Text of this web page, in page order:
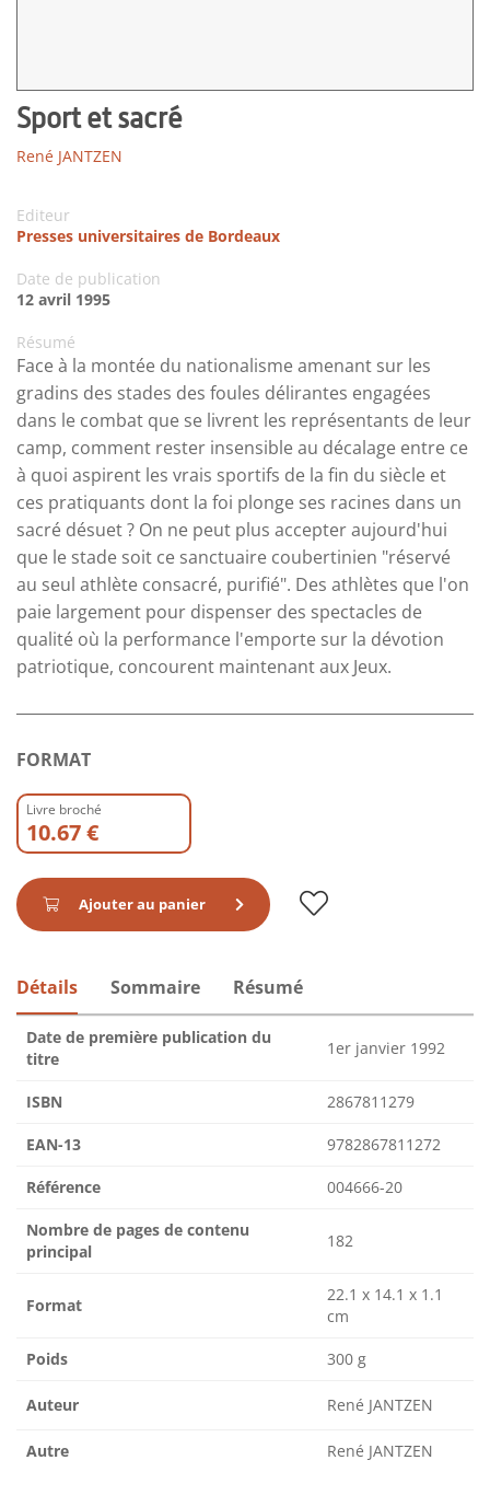
Sport et sacré
René JANTZEN
Editeur
Presses universitaires de Bordeaux
Date de publication
12 avril 1995
Résumé
Face à la montée du nationalisme amenant sur les
gradins des stades des foules délirantes engagées
dans le combat que se livrent les représentants de leur
camp, comment rester insensible au décalage entre ce
à quoi aspirent les vrais sportifs de la fin du siècle et
ces pratiquants dont la foi plonge ses racines dans un
sacré désuet ? On ne peut plus accepter aujourd'hui
que le stade soit ce sanctuaire coubertinien "réservé
au seul athlète consacré, purifié". Des athlètes que l'on
paie largement pour dispenser des spectacles de
qualité où la performance l'emporte sur la dévotion
patriotique, concourent maintenant aux Jeux.
FORMAT
Livre broché
10.67 €
Ajouter au panier
Détails Sommaire Résumé
Date de première publication du
titre
1er janvier 1992
ISBN 2867811279
EAN-13 9782867811272
Référence 004666-20
Nombre de pages de contenu
principal
182
Format
22.1 x 14.1 x 1.1
cm
Poids 300 g
Auteur René JANTZEN
Autre René JANTZEN